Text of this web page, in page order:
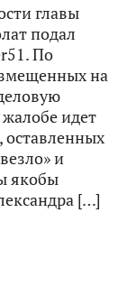
главы
подал
По
на
идет
оставленных
и
якобы
[…]